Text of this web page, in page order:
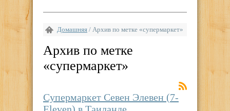
Домашняя / Архив по метке «супермаркет»
Архив по метке
«супермаркет»
Супермаркет Севен Элевен (7-